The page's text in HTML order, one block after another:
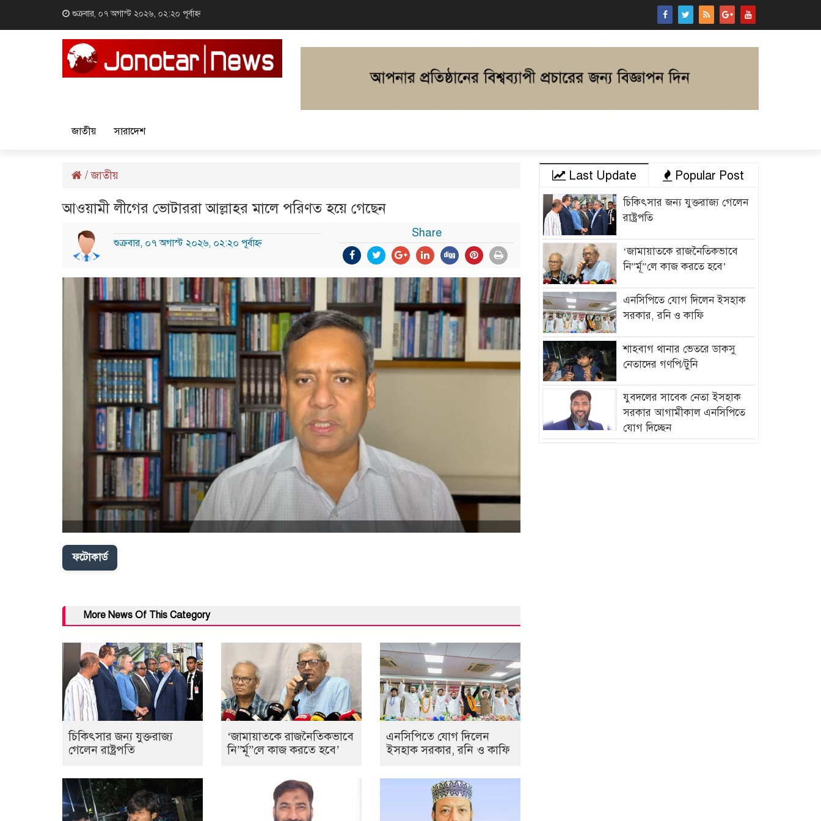
শুক্রবার, ০৭ অগাস্ট ২০২৬, ০২:২০ পূর্বাহ্ন
জাতীয় সারাদেশ
/জাতীয়
আওয়ামী লীগের ভোটাররা আল্লাহর মালে পরিণত হয়ে গেছেন
শুক্রবার, ০৭ অগাস্ট ২০২৬, ০২:২০ পূর্বাহ্ন
Share
ফটোকার্ড
More News Of This Category
চিকিৎসার জন্য যুক্তরাজ্য
গেলেন রাষ্ট্রপতি
‘জামায়াতকে রাজনৈতিকভাবে
নি”র্মূ”লে কাজ করতে হবে’
এনসিপিতে যোগ দিলেন
ইসহাক সরকার, রনি ও কাফি
Last Update Popular Post
চিকিৎসার জন্য যুক্তরাজ্য গেলেন
রাষ্ট্রপতি
‘জামায়াতকে রাজনৈতিকভাবে
নি”র্মূ”লে কাজ করতে হবে’
এনসিপিতে যোগ দিলেন ইসহাক
সরকার, রনি ও কাফি
শাহবাগ থানার ভেতরে ডাকসু
নেতাদের গণপি/টুনি
যুবদলের সাবেক নেতা ইসহাক
সরকার আগামীকাল এনসিপিতে
যোগ দিচ্ছেন